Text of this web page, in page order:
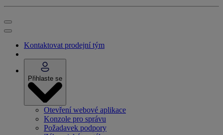
Kontaktovat prodejní tým
Přihlaste se
Otevření webové aplikace
Konzole pro správu
Požadavek podpory